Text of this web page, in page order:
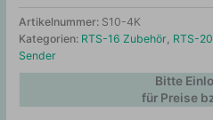
Artikelnummer: S10-4K
Kategorien: RTS-16 Zubehör, RTS-
Sender
Bitte
für Preise